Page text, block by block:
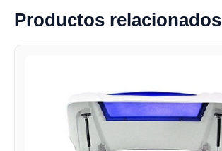
Productos relacionados